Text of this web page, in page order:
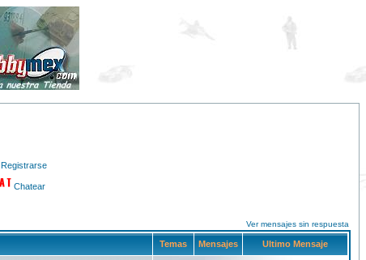
Registrarse
Chatear
Ver mensajes sin respuesta
Temas Mensajes Ultimo Mensaje